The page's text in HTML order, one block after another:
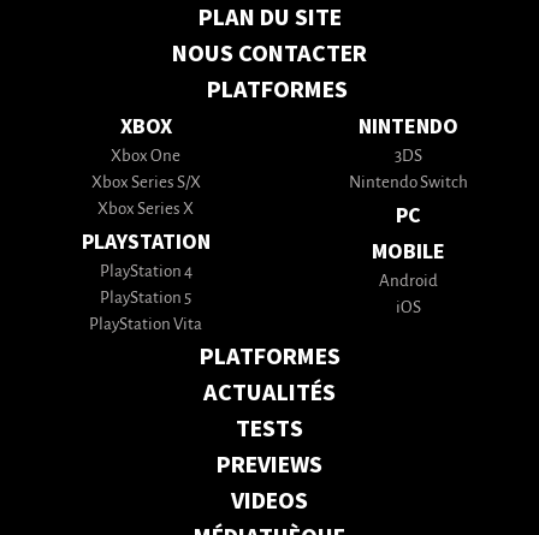
PLAN DU SITE
NOUS CONTACTER
PLATFORMES
XBOX
Xbox One
Xbox Series S/X
Xbox Series X
PLAYSTATION
PlayStation 4
PlayStation 5
PlayStation Vita
NINTENDO
3DS
Nintendo Switch
PC
MOBILE
Android
iOS
PLATFORMES
ACTUALITÉS
TESTS
PREVIEWS
VIDEOS